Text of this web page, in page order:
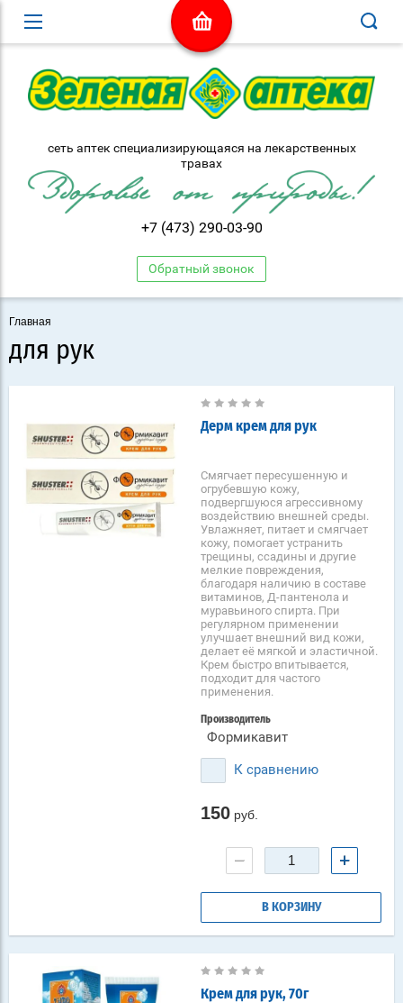
сеть аптек специализирующаяся на лекарственных
травах
+7 (473) 290-03-90
Обратный звонок
Главная
для рук
Дерм крем для рук
Смягчает пересушенную и
огрубевшую кожу,
подвергшуюся агрессивному
воздействию внешней среды.
Увлажняет, питает и смягчает
кожу, помогает устранить
трещины, ссадины и другие
мелкие повреждения,
благодаря наличию в составе
витаминов, Д-пантенола и
муравьиного спирта. При
регулярном применении
улучшает внешний вид кожи,
делает её мягкой и эластичной.
Крем быстро впитывается,
подходит для частого
применения.
Производитель
Формикавит
К сравнению
150 руб.
− +
В КОРЗИНУ
Крем для рук, 70г